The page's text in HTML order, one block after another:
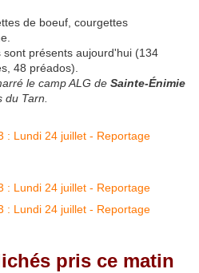
de boeuf, courgettes
sont présents aujourd'hui (134
48 préados).
le camp ALG de Sainte-Énimie
Tarn.
pris ce matin